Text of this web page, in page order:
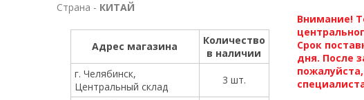
Внимание!
Срок
дня. После
Страна - КИТАЙ
Адрес магазина
Количество
в наличии
г. Челябинск,
Центральный склад
3 шт.